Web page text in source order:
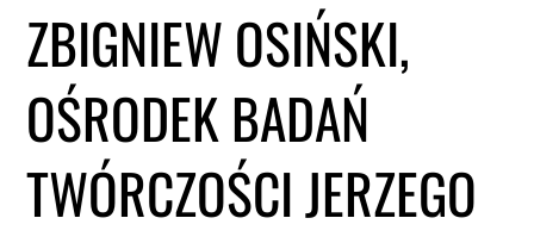
ZBIGNIEW OSIŃSKI,
OŚRODEK BADAŃ
TWÓRCZOŚCI JERZEGO